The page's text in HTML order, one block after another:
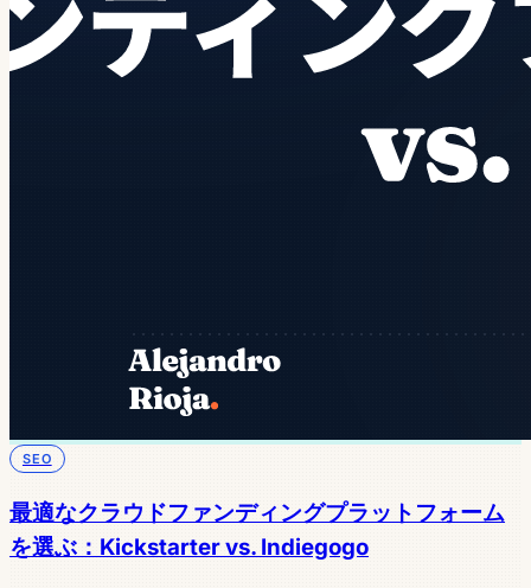
SEO
最適なクラウドファンディングプラットフォーム
を選ぶ：Kickstarter vs. Indiegogo